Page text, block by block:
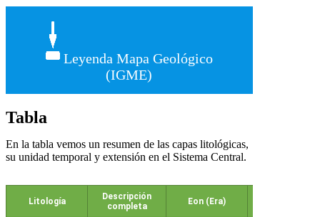
Leyenda Mapa Geológico
(IGME)
Tabla
En la tabla vemos un resumen de las capas litológicas,
su unidad temporal y extensión en el Sistema Central.
Litología
Descripción
completa
Eon (Era)